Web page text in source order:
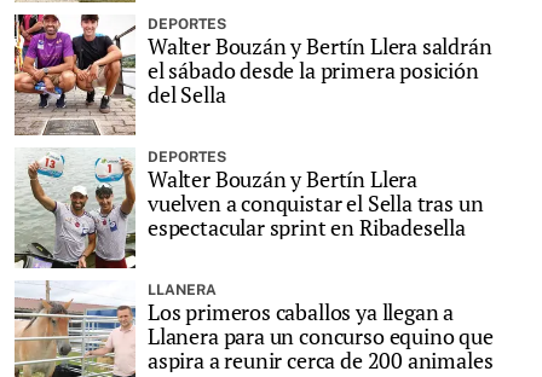
DEPORTES
Walter Bouzán y Bertín Llera saldrán
el sábado desde la primera posición
del Sella
DEPORTES
Walter Bouzán y Bertín Llera
vuelven a conquistar el Sella tras un
espectacular sprint en Ribadesella
LLANERA
Los primeros caballos ya llegan a
Llanera para un concurso equino que
aspira a reunir cerca de 200 animales